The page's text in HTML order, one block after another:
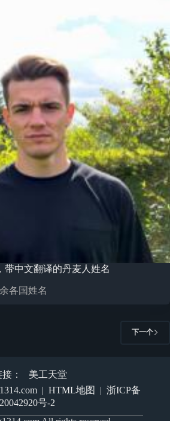
带中文翻译的丹麦人姓名
各国姓名
下一个
：
美工天堂
| HTML地图 | 浙ICP备
号-2